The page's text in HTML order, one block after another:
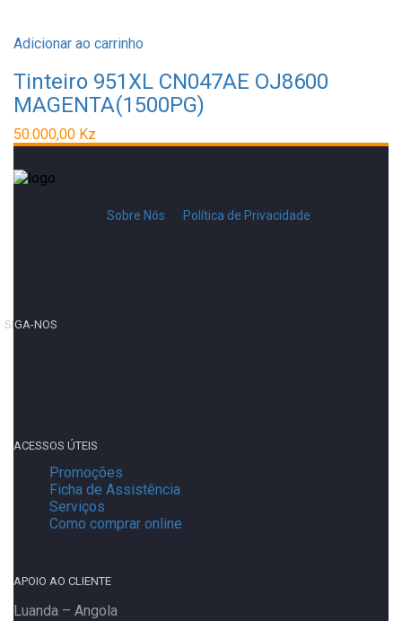
Adicionar ao carrinho
Tinteiro 951XL CN047AE OJ8600
MAGENTA(1500PG)
50.000,00 Kz
Sobre Nós Política de Privacidade
SIGA-NOS
ACESSOS ÚTEIS
Promoções
Ficha de Assistência
Serviços
Como comprar online
APOIO AO CLIENTE
Luanda – Angola